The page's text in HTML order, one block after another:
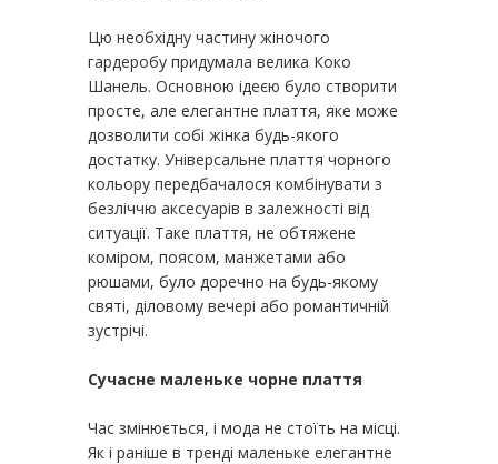
Цю необхідну частину жіночого
гардеробу придумала велика Коко
Шанель. Основною ідеєю було створити
просте, але елегантне плаття, яке може
дозволити собі жінка будь-якого
достатку. Універсальне плаття чорного
кольору передбачалося комбінувати з
безліччю аксесуарів в залежності від
ситуації. Таке плаття, не обтяжене
коміром, поясом, манжетами або
рюшами, було доречно на будь-якому
святі, діловому вечері або романтичній
зустрічі.
Сучасне маленьке чорне плаття
Час змінюється, і мода не стоїть на місці.
Як і раніше в тренді маленьке елегантне